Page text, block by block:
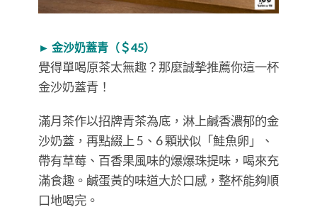
► 金沙奶蓋青（＄45）
覺得單喝原茶太無趣？那麼誠摯推薦你這一杯
金沙奶蓋青！
滿月茶作以招牌青茶為底，淋上鹹香濃郁的金
沙奶蓋，再點綴上 5、6 顆狀似「鮭魚卵」、
帶有草莓、百香果風味的爆爆珠提味，喝來充
滿食趣。鹹蛋黃的味道大於口感，整杯能夠順
口地喝完。